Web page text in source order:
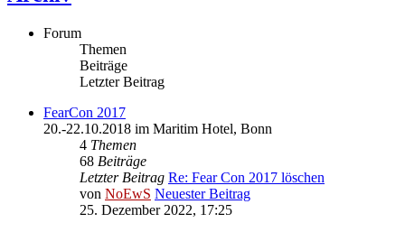
Forum
Themen
Beiträge
Letzter Beitrag
FearCon 2017
20.-22.10.2018 im Maritim Hotel, Bonn
4 Themen
68 Beiträge
Letzter Beitrag Re: Fear Con 2017 löschen
von NoEwS Neuester Beitrag
25. Dezember 2022, 17:25